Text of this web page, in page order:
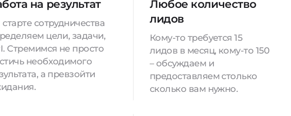
на результат
сотрудничества
цели, задачи,
Стремимся не просто
необходимого
а превзойти
Любое количество
лидов
Кому-то требуется 15
лидов в месяц, кому-то 150
– обсуждаем и
предоставляем столько
сколько вам нужно.